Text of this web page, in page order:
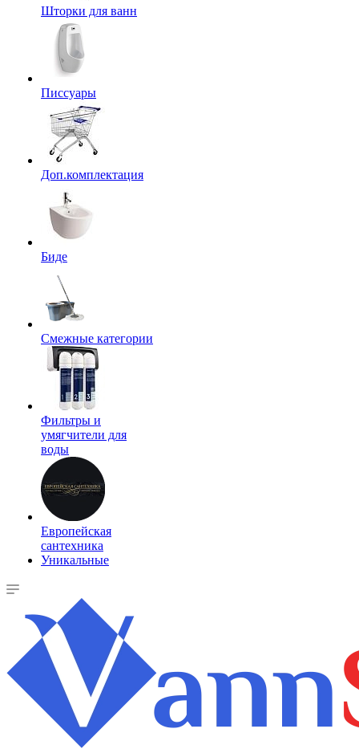
Шторки для ванн
Писсуары
Доп.комплектация
Биде
Смежные категории
Фильтры и
умягчители для
воды
Европейская
сантехника
Уникальные